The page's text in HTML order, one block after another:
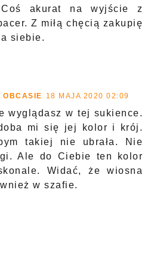
Coś akurat na wyjście z
Z miłą chęcią zakupię
siebie.
OBCASIE 18 MAJA 2020 02:09
wyglądasz w tej sukience.
mi się jej kolor i krój.
takiej nie ubrała. Nie
Ale do Ciebie ten kolor
Widać, że wiosna
w szafie.